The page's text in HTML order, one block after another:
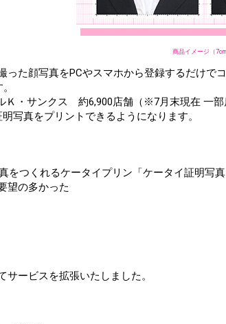
商品イメージ（
た顔写真をPCやスマホから登録するだけで
Ｋ・サンクス 約6,900店舗（※7月末現在 一
写真をプリントできるようになります。
をつくれるケータイプリン「ケータイ証明写
望の多かった
ービスを拡張いたしました。